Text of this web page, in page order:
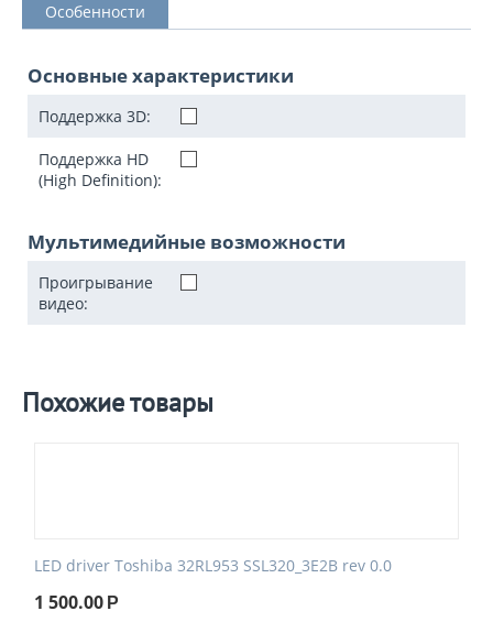
Особенности
Основные характеристики
Поддержка 3D:
Поддержка HD
(High Definition):
Мультимедийные возможности
Проигрывание
видео:
Похожие товары
LED driver Toshiba 32RL953 SSL320_3E2B rev 0.0
1 500.00 Р